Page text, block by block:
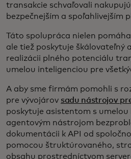
transakcie schvaľovali
bezpečnejším a spoľahlivejším
Táto spolupráca nielen
ale tiež poskytuje škálovateľný
realizácii plného potenciálu
umelou inteligenciou pre
A aby sme firmám pomohli s
pre vývojárov sadu nástrojov
poskytuje asistentom s umelou
agentovým nástrojom
dokumentácii k API od
pomocou štruktúrovaného,
obsahu prostredníctvom